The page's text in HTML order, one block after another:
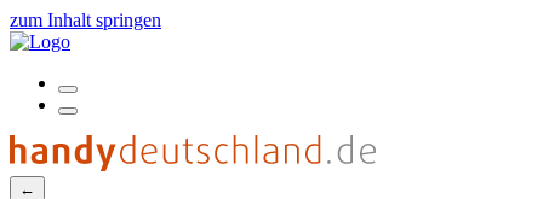
zum Inhalt springen
←